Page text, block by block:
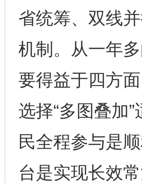
省统筹、双线
机制。从一年
要得益于四方
选择“多图叠加
民全程参与是
台是实现长效